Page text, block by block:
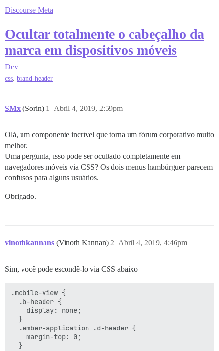
Discourse Meta
Ocultar totalmente o cabeçalho da
marca em dispositivos móveis
Dev
css, brand-header
SMx (Sorin) Abril 4, 2019, 2:59pm
1
Olá, um componente incrível que torna um fórum corporativo muito
melhor.
Uma pergunta, isso pode ser ocultado completamente em
navegadores móveis via CSS? Os dois menus hambúrguer parecem
confusos para alguns usuários.
Obrigado.
vinothkannans (Vinoth Kannan) Abril 4, 2019, 4:46pm
2
Sim, você pode escondê-lo via CSS abaixo
.mobile-view {
  .b-header {
    display: none;
  }
  .ember-application .d-header {
    margin-top: 0;
  }